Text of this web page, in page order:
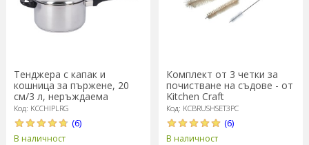
Тенджера с капак и
кошница за пържене, 20
см/3 л, неръждаема
стомана - от Kitchen Craft
Код: KCCHIPLRG
(6)
В наличност
Комплект от 3 четки за
почистване на съдове - от
Kitchen Craft
Код: KCBRUSHSET3PC
(6)
В наличност